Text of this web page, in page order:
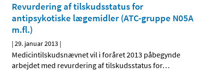
Revurdering af tilskudsstatus for
antipsykotiske lægemidler (ATC-gruppe N05A
m.fl.)
|29. januar 2013 |
Medicintilskudsnævnet vil i foråret 2013 påbegynde
arbejdet med revurdering af tilskudsstatus for…